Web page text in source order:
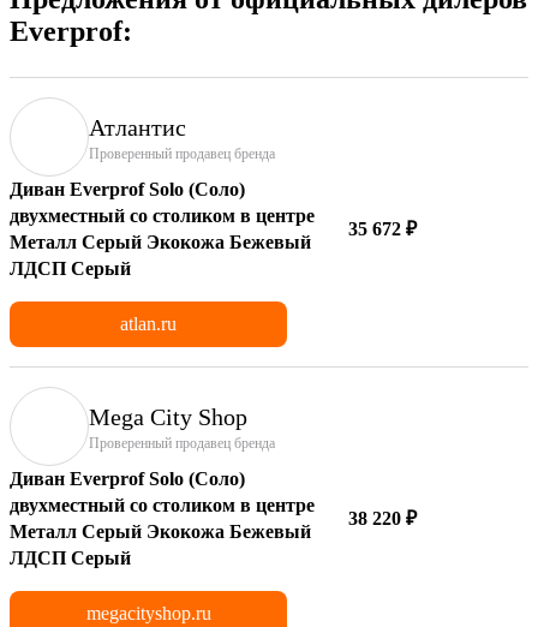
Everprof:
Атлантис
Проверенный продавец бренда
Диван Everprof Solo (Соло)
двухместный со столиком в центре
Металл Серый Экокожа Бежевый
ЛДСП Серый
35 672 ₽
atlan.ru
Mega City Shop
Проверенный продавец бренда
Диван Everprof Solo (Соло)
двухместный со столиком в центре
Металл Серый Экокожа Бежевый
ЛДСП Серый
38 220 ₽
megacityshop.ru